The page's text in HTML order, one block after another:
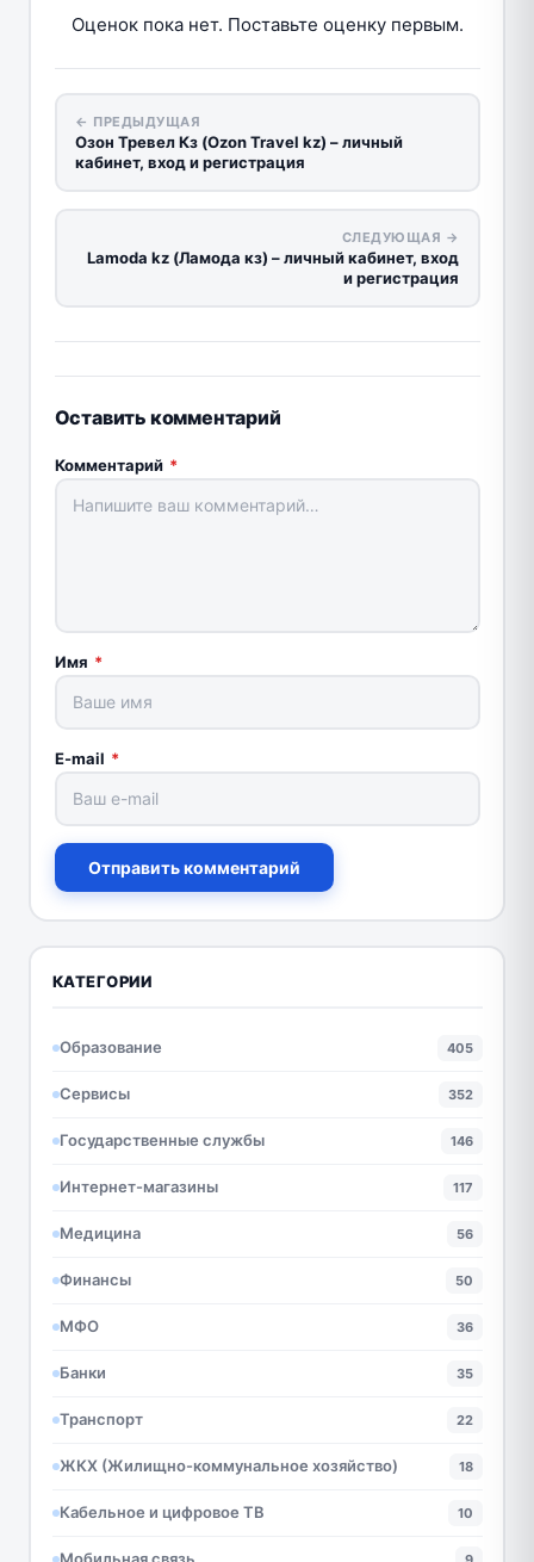
Оценок пока нет. Поставьте оценку первым.
← ПРЕДЫДУЩАЯ
Озон Тревел Кз (Ozon Travel kz) – личный
кабинет, вход и регистрация
СЛЕДУЮЩАЯ →
Lamoda kz (Ламода кз) – личный кабинет, вход
и регистрация
Оставить комментарий
Комментарий *
Имя *
E-mail *
Отправить комментарий
КАТЕГОРИИ
Образование 405
Сервисы 352
Государственные службы 146
Интернет-магазины 117
Медицина 56
Финансы 50
МФО 36
Банки 35
Транспорт 22
ЖКХ (Жилищно-коммунальное хозяйство) 18
Кабельное и цифровое ТВ 10